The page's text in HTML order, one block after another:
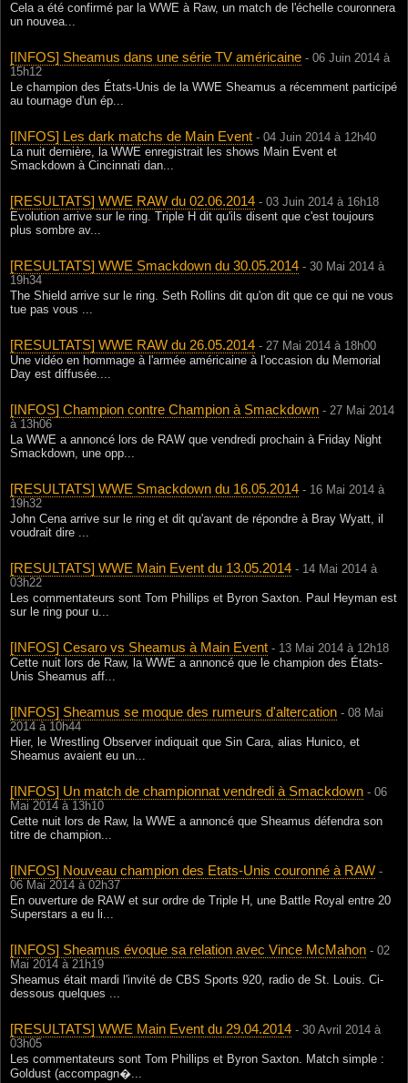
Cela a été confirmé par la WWE à Raw, un match de l'échelle couronnera
un nouvea...
[INFOS] Sheamus dans une série TV américaine - 06 Juin 2014 à
15h12
Le champion des États-Unis de la WWE Sheamus a récemment participé
au tournage d'un ép...
[INFOS] Les dark matchs de Main Event - 04 Juin 2014 à 12h40
La nuit dernière, la WWE enregistrait les shows Main Event et
Smackdown à Cincinnati dan...
[RESULTATS] WWE RAW du 02.06.2014 - 03 Juin 2014 à 16h18
Evolution arrive sur le ring. Triple H dit qu'ils disent que c'est toujours
plus sombre av...
[RESULTATS] WWE Smackdown du 30.05.2014 - 30 Mai 2014 à
19h34
The Shield arrive sur le ring. Seth Rollins dit qu'on dit que ce qui ne vous
tue pas vous ...
[RESULTATS] WWE RAW du 26.05.2014 - 27 Mai 2014 à 18h00
Une vidéo en hommage à l'armée américaine à l'occasion du Memorial
Day est diffusée....
[INFOS] Champion contre Champion à Smackdown - 27 Mai 2014
à 13h06
La WWE a annoncé lors de RAW que vendredi prochain à Friday Night
Smackdown, une opp...
[RESULTATS] WWE Smackdown du 16.05.2014 - 16 Mai 2014 à
19h32
John Cena arrive sur le ring et dit qu'avant de répondre à Bray Wyatt, il
voudrait dire ...
[RESULTATS] WWE Main Event du 13.05.2014 - 14 Mai 2014 à
03h22
Les commentateurs sont Tom Phillips et Byron Saxton. Paul Heyman est
sur le ring pour u...
[INFOS] Cesaro vs Sheamus à Main Event - 13 Mai 2014 à 12h18
Cette nuit lors de Raw, la WWE a annoncé que le champion des États-
Unis Sheamus aff...
[INFOS] Sheamus se moque des rumeurs d'altercation - 08 Mai
2014 à 10h44
Hier, le Wrestling Observer indiquait que Sin Cara, alias Hunico, et
Sheamus avaient eu un...
[INFOS] Un match de championnat vendredi à Smackdown - 06
Mai 2014 à 13h10
Cette nuit lors de Raw, la WWE a annoncé que Sheamus défendra son
titre de champion...
[INFOS] Nouveau champion des Etats-Unis couronné à RAW -
06 Mai 2014 à 02h37
En ouverture de RAW et sur ordre de Triple H, une Battle Royal entre 20
Superstars a eu li...
[INFOS] Sheamus évoque sa relation avec Vince McMahon - 02
Mai 2014 à 21h19
Sheamus était mardi l'invité de CBS Sports 920, radio de St. Louis. Ci-
dessous quelques ...
[RESULTATS] WWE Main Event du 29.04.2014 - 30 Avril 2014 à
03h05
Les commentateurs sont Tom Phillips et Byron Saxton. Match simple :
Goldust (accompagn�...